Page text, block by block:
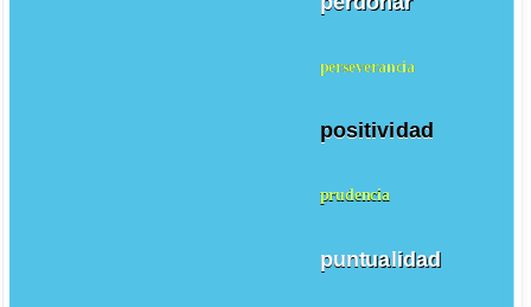
perseverancia
positividad
prudencia
puntualidad